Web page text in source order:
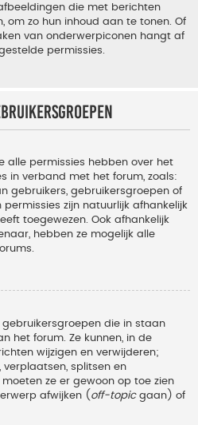
die met berichten
om zo hun inhoud aan te tonen. Of
van onderwerpiconen hangt af
permissies.
alle permissies hebben over het
in verband met het forum, zoals:
gebruikers, gebruikersgroepen of
permissies zijn natuurlijk afhankelijk
toegewezen. Ook afhankelijk
hebben ze mogelijk alle
die in staan
het forum. Ze kunnen, in de
wijzigen en verwijderen;
verplaatsen, splitsen en
ze er gewoon op toe zien
afwijken ( off-topicgaan) of